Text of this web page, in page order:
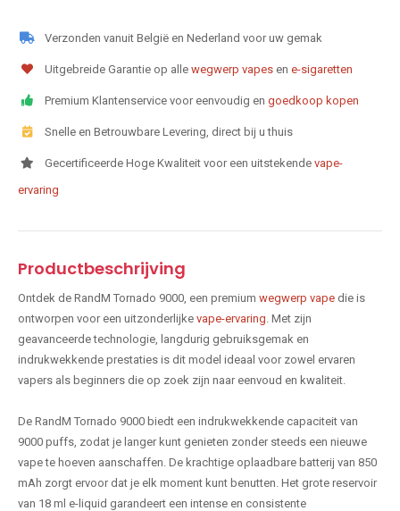
Verzonden vanuit België en Nederland voor uw gemak
Uitgebreide Garantie op alle wegwerp vapes en e-sigaretten
Premium Klantenservice voor eenvoudig en goedkoop kopen
Snelle en Betrouwbare Levering, direct bij u thuis
Gecertificeerde Hoge Kwaliteit voor een uitstekende vape-
ervaring
Productbeschrijving
Ontdek de RandM Tornado 9000, een premium wegwerp vape die is
ontworpen voor een uitzonderlijke vape-ervaring . Met zijn
geavanceerde technologie, langdurig gebruiksgemak en
indrukwekkende prestaties is dit model ideaal voor zowel ervaren
vapers als beginners die op zoek zijn naar eenvoud en kwaliteit.
De RandM Tornado 9000 biedt een indrukwekkende capaciteit van
9000 puffs, zodat je langer kunt genieten zonder steeds een nieuwe
vape te hoeven aanschaffen. De krachtige oplaadbare batterij van 850
mAh zorgt ervoor dat je elk moment kunt benutten. Het grote reservoir
van 18 ml e-liquid garandeert een intense en consistente